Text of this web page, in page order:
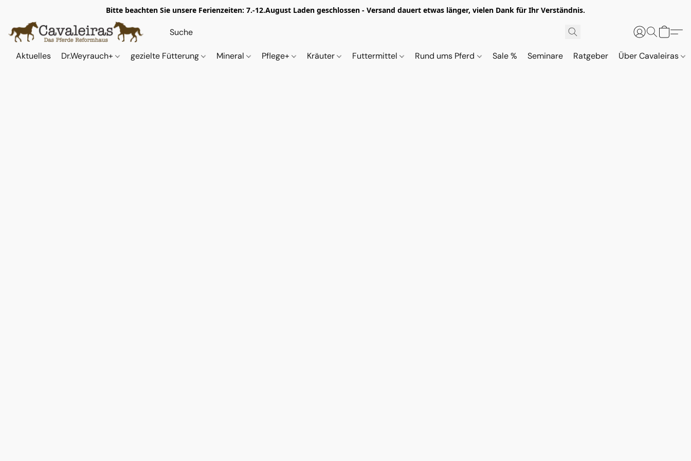
Bitte beachten Sie unsere Ferienzeiten: 7.-12.August Laden geschlossen - Versand dauert etwas länger, vielen Dank für Ihr Verständnis.
Aktuelles Dr.Weyrauch+ gezielte Fütterung Mineral Pflege+ Kräuter Futtermittel Rund ums Pferd Sale % Seminare Ratgeber Über Cavaleiras